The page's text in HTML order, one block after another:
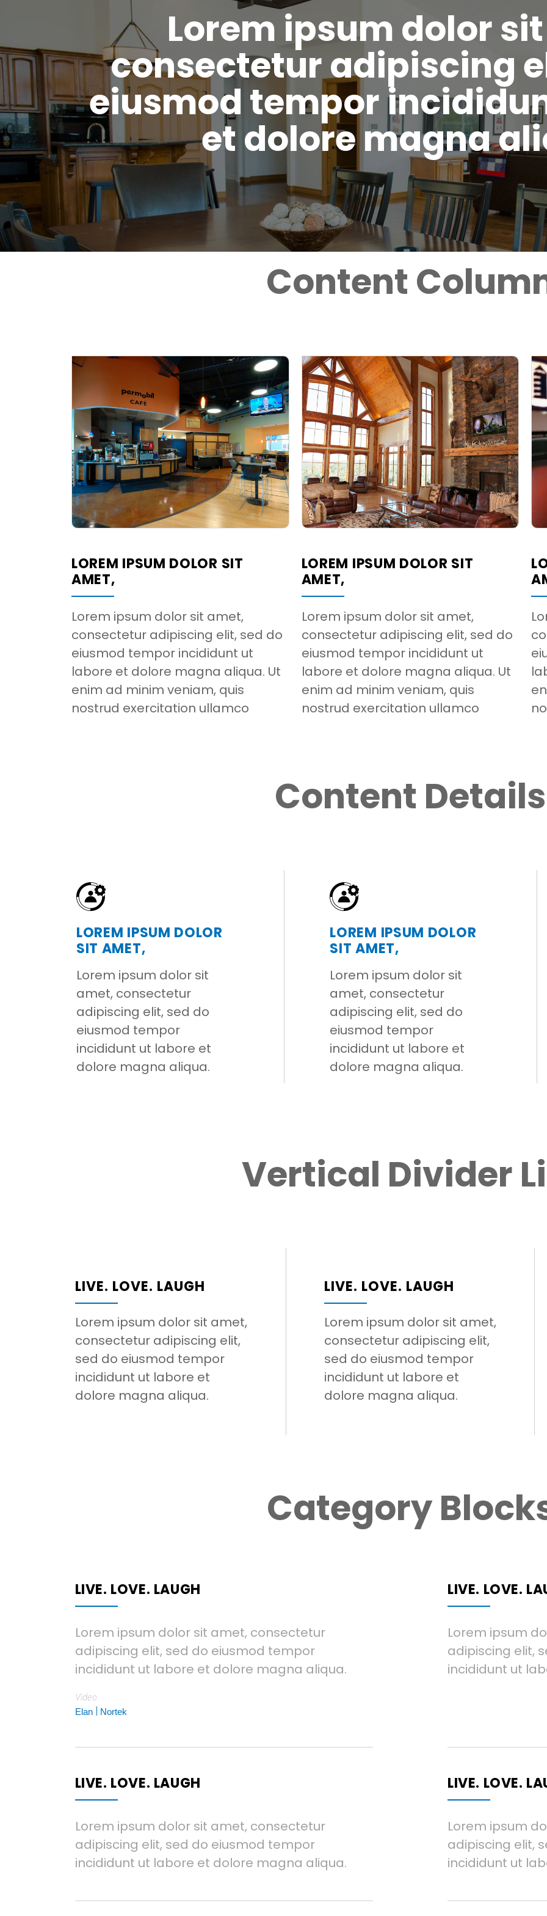
Lorem ipsum dolor
consectetur adipiscing
eiusmod tempor
et dolore magna
Content
LOREM IPSUM DOLOR SIT
AMET,
Lorem ipsum dolor sit amet,
consectetur adipiscing elit, sed do
eiusmod tempor incididunt ut
labore et dolore magna aliqua. Ut
enim ad minim veniam, quis
nostrud exercitation ullamco
LOREM IPSUM DOLOR SIT
AMET,
Lorem ipsum dolor sit amet,
consectetur adipiscing elit, sed do
eiusmod tempor incididunt ut
labore et dolore magna aliqua. Ut
enim ad minim veniam, quis
nostrud exercitation ullamco
Content Details
LOREM IPSUM DOLOR
SIT AMET,
Lorem ipsum dolor sit
amet, consectetur
adipiscing elit, sed do
eiusmod tempor
incididunt ut labore et
dolore magna aliqua.
LOREM IPSUM DOLOR
SIT AMET,
Lorem ipsum dolor sit
amet, consectetur
adipiscing elit, sed do
eiusmod tempor
incididunt ut labore et
dolore magna aliqua.
Vertical Divider
LIVE. LOVE. LAUGH
Lorem ipsum dolor sit amet,
consectetur adipiscing elit,
sed do eiusmod tempor
incididunt ut labore et
dolore magna aliqua.
LIVE. LOVE. LAUGH
Lorem ipsum dolor sit amet,
consectetur adipiscing elit,
sed do eiusmod tempor
incididunt ut labore et
dolore magna aliqua.
Category
LIVE. LOVE. LAUGH
Lorem ipsum dolor sit amet, consectetur
adipiscing elit, sed do eiusmod tempor
incididunt ut labore et dolore magna aliqua.
Video
Elan Nortek
LIVE. LOVE.
Lorem ipsum
adipiscing elit,
incididunt ut
LIVE. LOVE. LAUGH
Lorem ipsum dolor sit amet, consectetur
adipiscing elit, sed do eiusmod tempor
incididunt ut labore et dolore magna aliqua.
LIVE. LOVE.
Lorem ipsum
adipiscing elit,
incididunt ut